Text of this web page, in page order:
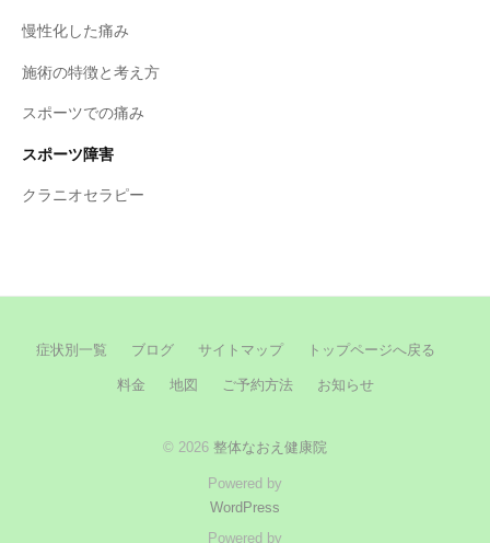
慢性化した痛み
施術の特徴と考え方
スポーツでの痛み
スポーツ障害
クラニオセラピー
症状別一覧 ブログ サイトマップ トップページへ戻る
料金 地図 ご予約方法 お知らせ
© 2026 整体なおえ健康院
Powered by
WordPress
Powered by